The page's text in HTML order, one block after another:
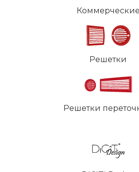
Решетки
Решетки